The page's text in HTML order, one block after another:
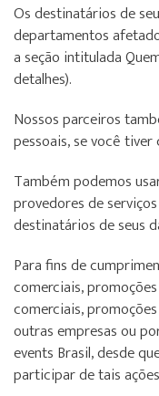
Os destinatários de
departamentos
a seção intitulada
detalhes).
Nossos parceiros
pessoais, se você
Também podemos
provedores de
destinatários de seus
Para fins de
comerciais,
comerciais,
outras empresas ou
events Brasil, desde
participar de tais